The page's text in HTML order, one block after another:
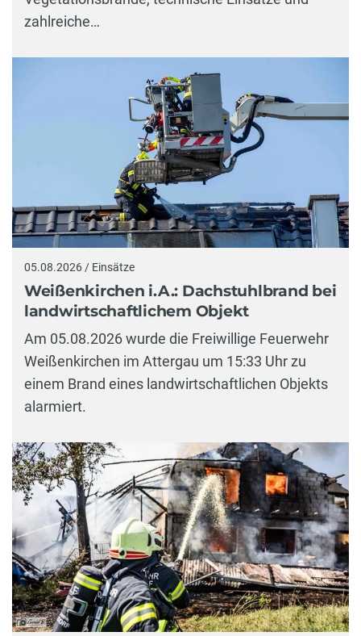
zahlreiche…
05.08.2026 / Einsätze
Weißenkirchen i.A.: Dachstuhlbrand bei
landwirtschaftlichem Objekt
Am 05.08.2026 wurde die Freiwillige Feuerwehr
Weißenkirchen im Attergau um 15:33 Uhr zu
einem Brand eines landwirtschaftlichen Objekts
alarmiert.